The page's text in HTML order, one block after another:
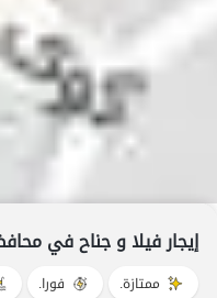
إيجار فيلا و جناح في
ممتازة. فورا.